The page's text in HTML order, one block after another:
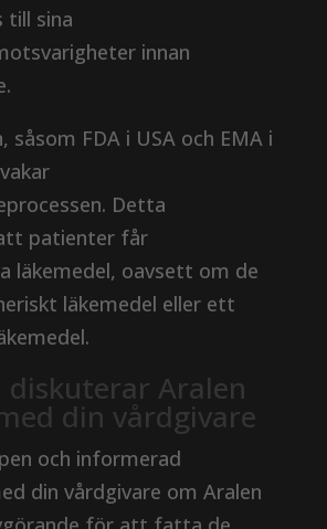
till sina
innan
såsom FDA i USA och EMA i
Detta
patienter får
läkemedel, oavsett om de
läkemedel eller ett
diskuterar Aralen
din vårdgivare
och informerad
din vårdgivare om Aralen